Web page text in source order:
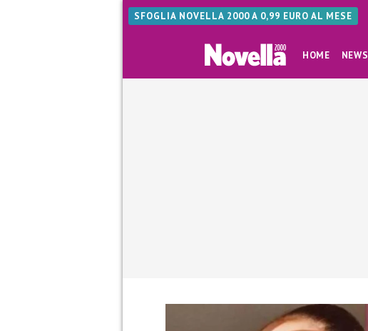
SFOGLIA NOVELLA 2000 A 0,99 EURO AL MESE
HOME NEWS